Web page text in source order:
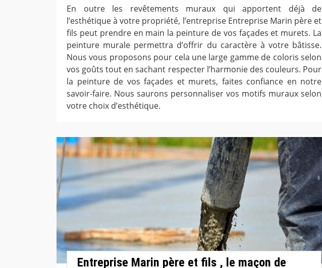
En outre les revêtements muraux qui apportent déjà de
l’esthétique à votre propriété, l’entreprise Entreprise Marin père et
fils peut prendre en main la peinture de vos façades et murets. La
peinture murale permettra d’offrir du caractère à votre bâtisse.
Nous vous proposons pour cela une large gamme de coloris selon
vos goûts tout en sachant respecter l’harmonie des couleurs. Pour
la peinture de vos façades et murets, faites confiance en notre
savoir-faire. Nous saurons personnaliser vos motifs muraux selon
votre choix d’esthétique.
Entreprise Marin père et fils , le maçon de